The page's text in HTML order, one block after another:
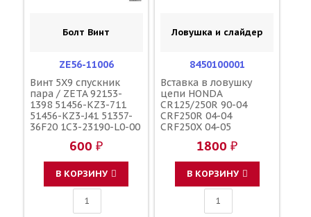
Болт Винт
ZE56-11006
Винт 5X9 спускник
пара / ZETA 92153-
1398 51456-KZ3-711
51456-KZ3-J41 51357-
36F20 1C3-23190-L0-00
110090000601
110090000501
F45300001
600 ₽
В КОРЗИНУ
Ловушка и слайдер
8450100001
Вставка в ловушку
цепи HONDA
CR125/250R 90-04
CRF250R 04-04
CRF250X 04-05
/ POLISPORT HO03660
52146-MEN-000 52146-
KZ4-J40 52146-KZ3-J10
1800 ₽
В КОРЗИНУ